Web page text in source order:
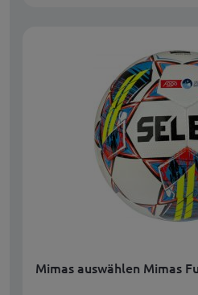
Mimas auswählen Mimas